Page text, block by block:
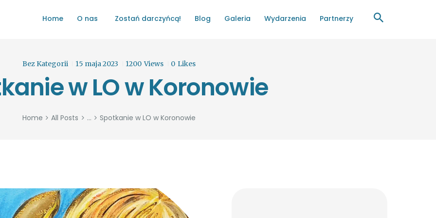
Home O nas Zostań darczyńcą! Blog Galeria Wydarzenia Partnerzy
Bez Kategorii 15 maja 2023 1200 Views 0 Likes
w LO w Koronowie
Home All Posts ... Spotkanie w LO w Koronowie
HOME
ZOSTAŃ DARCZYŃCĄ!
BLOG
GALERIA